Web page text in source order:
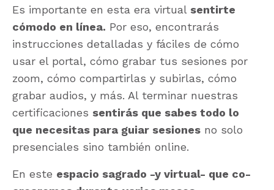
Es importante en esta era virtual sentirte
cómodo en línea. Por eso, encontrarás
instrucciones detalladas y fáciles de cómo
usar el portal, cómo grabar tus sesiones por
zoom, cómo compartirlas y subirlas, cómo
grabar audios, y más. Al terminar nuestras
certificaciones sentirás que sabes todo lo
que necesitas para guiar sesiones no solo
presenciales sino también online.
En este espacio sagrado -y virtual- que co-